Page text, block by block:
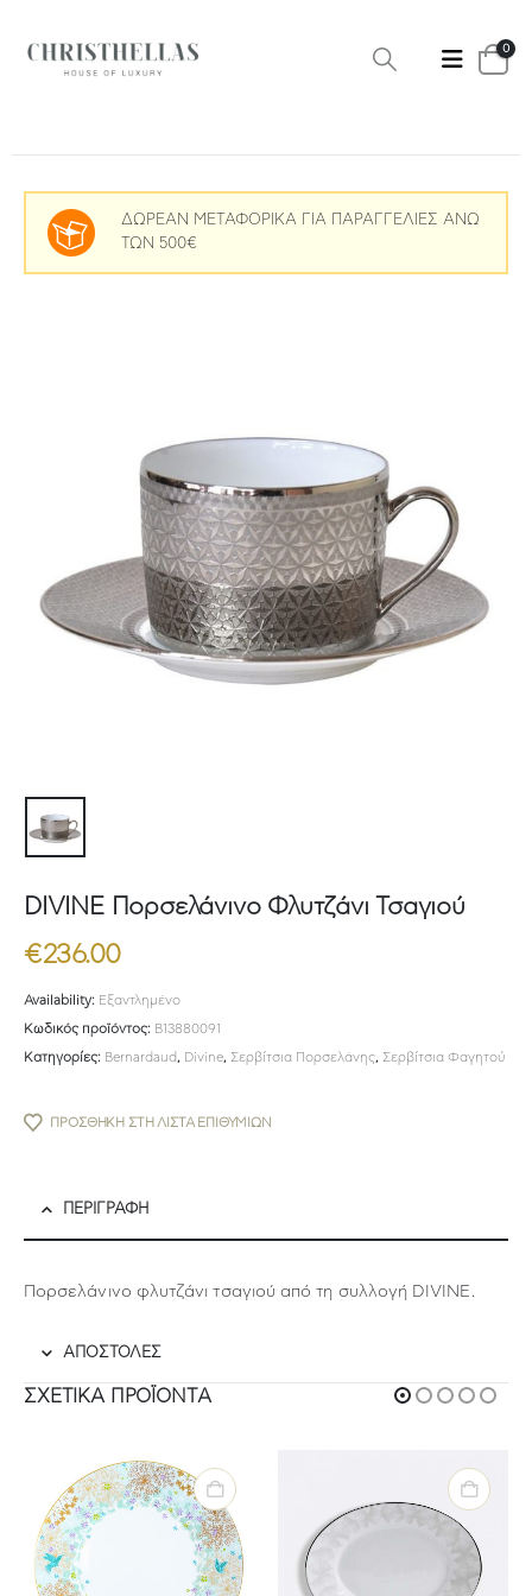
0
ΔΩΡΕΑΝ ΜΕΤΑΦΟΡΙΚΑ ΓΙΑ ΠΑΡΑΓΓΕΛΙΕΣ ΑΝΩ
ΤΩΝ 500€
DIVINE Πορσελάνινο Φλυτζάνι Τσαγιού
€236.00
Availability: Εξαντλημένο
Κωδικός προϊόντος: B13880091
Κατηγορίες: Bernardaud, Divine, Σερβίτσια Πορσελάνης, Σερβίτσια Φαγητού
ΠΡΟΣΘΉΚΗ ΣΤΗ ΛΊΣΤΑ ΕΠΙΘΥΜΙΏΝ
ΠΕΡΙΓΡΑΦΉ
Πορσελάνινο φλυτζάνι τσαγιού από τη συλλογή DIVINE.
ΑΠΟΣΤΟΛΕΣ
ΣΧΕΤΙΚΆ ΠΡΟΪΌΝΤΑ